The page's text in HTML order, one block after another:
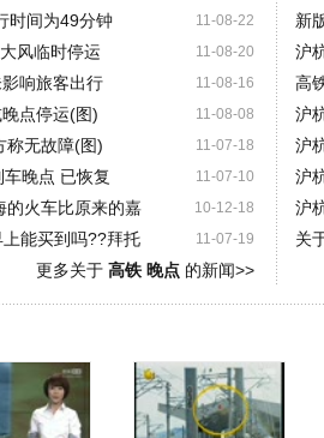
11-08-22
时间为49分钟
11-08-20
风临时停运
11-08-16
响旅客出行
11-08-08
点停运(图)
11-07-18
称无故障(图)
11-07-10
晚点 已恢复
10-12-18
的火车比原来的嘉
11-07-19
能买到吗??拜托
更多关于 高铁 晚点的新闻>>
新
沪
高
沪
沪
沪
沪
关